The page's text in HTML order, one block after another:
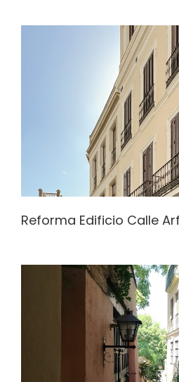
Reforma Edificio Calle